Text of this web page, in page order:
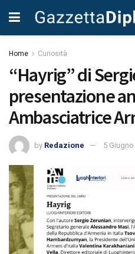
Home Curiosità
“Hayrig” di
presentazione
Ambasciatrice
by Redazione 5 Giugno